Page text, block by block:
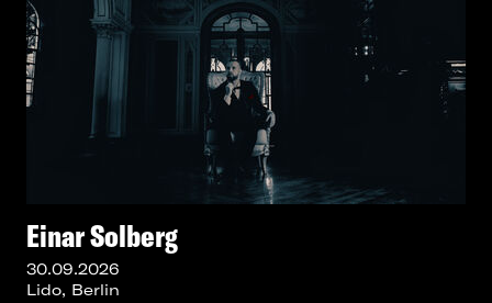
Einar Solberg
30.09.2026
Lido, Berlin